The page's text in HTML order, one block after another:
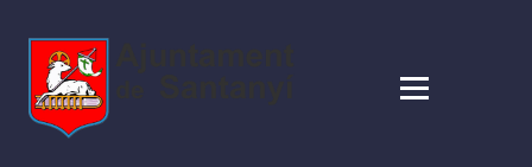
contingut